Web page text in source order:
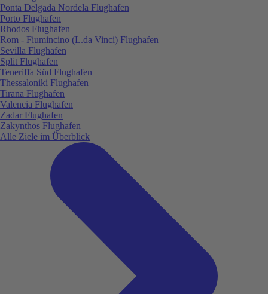
Ponta Delgada Nordela Flughafen
Porto Flughafen
Rhodos Flughafen
Rom - Fiumincino (L.da Vinci) Flughafen
Sevilla Flughafen
Split Flughafen
Teneriffa Süd Flughafen
Thessaloniki Flughafen
Tirana Flughafen
Valencia Flughafen
Zadar Flughafen
Zakynthos Flughafen
Alle Ziele im Überblick